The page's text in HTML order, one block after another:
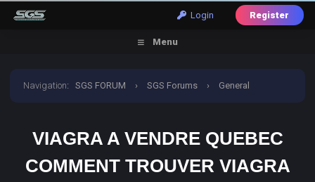
Login Register
Menu
Navigation:SGS FORUM › SGS Forums › General
VIAGRA A VENDRE QUEBEC
COMMENT TROUVER VIAGRA